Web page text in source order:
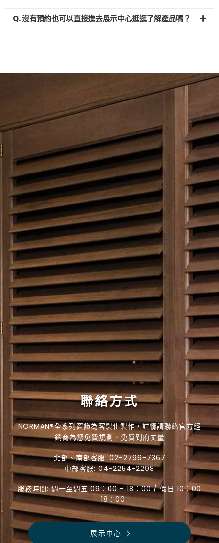
Q. 沒有預約也可以直接進去展示中心逛逛了解產品嗎？
聯絡方式
NORMAN®全系列窗飾為客製化製作，詳情請聯絡官方經
銷商為您免費規劃、免費到府丈量
北部、南部客服:02-2796-7367
中部客服:04-2254-2298
服務時間: 週一至週五 09：00 − 18：00 / 假日 10：00
− 18：00
展示中心